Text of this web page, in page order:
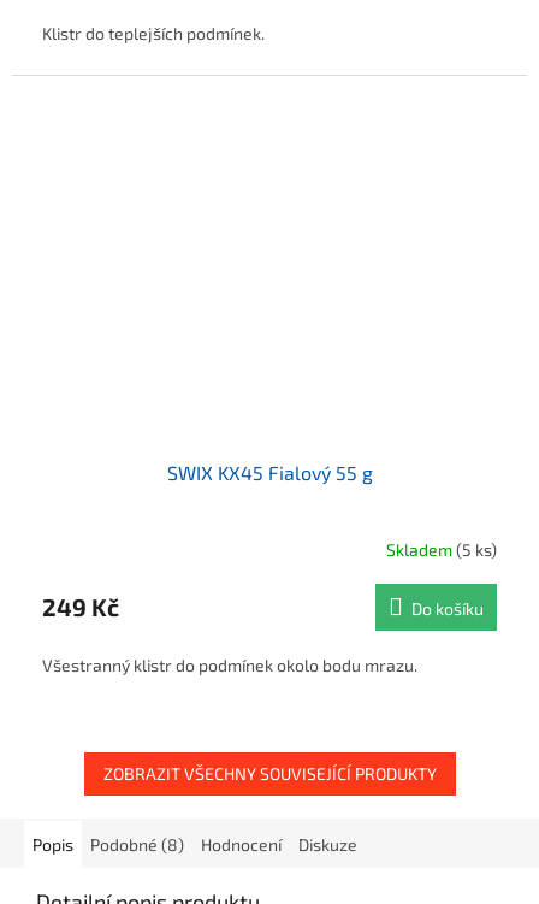
Klistr do teplejších podmínek.
SWIX KX45 Fialový 55 g
Skladem(5 ks)
249 Kč Do košíku
Všestranný klistr do podmínek okolo bodu mrazu.
ZOBRAZIT VŠECHNY SOUVISEJÍCÍ PRODUKTY
Popis Podobné (8) Hodnocení Diskuze